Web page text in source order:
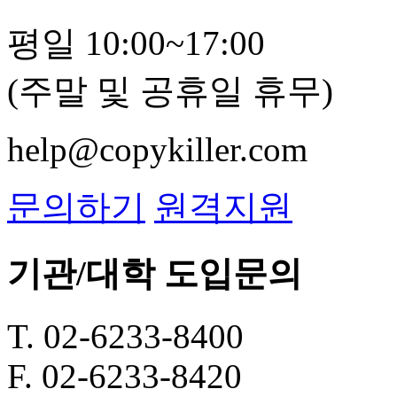
평일 10:00~17:00
(주말 및 공휴일 휴무)
help@copykiller.com
문의하기 원격지원
기관/대학 도입문의
T. 02-6233-8400
F. 02-6233-8420